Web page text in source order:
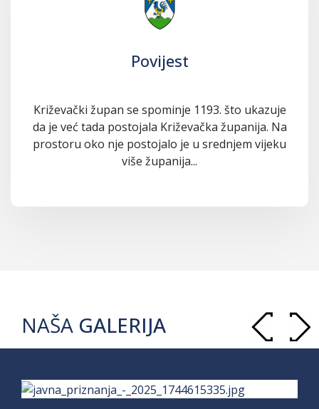
Povijest
Križevački župan se spominje 1193. što ukazuje
da je već tada postojala Križevačka županija. Na
prostoru oko nje postojalo je u srednjem vijeku
više županija...
NAŠA GALERIJA